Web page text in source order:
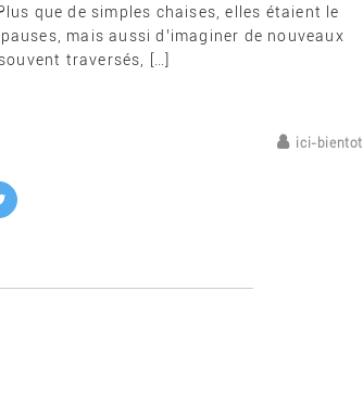
que de simples chaises, elles étaient le
mais aussi d’imaginer de nouveaux
traversés, […]
ici-bientot